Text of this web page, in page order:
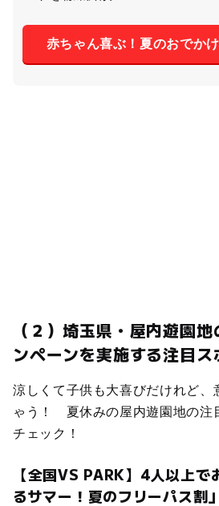
赤ちゃん喜ぶ！夏のおでか
（２）埼玉県・屋内遊園
ンペーンを実施する注目
涼しくて子供も大喜びだけれど、
ゃう！ 夏休みの屋内遊園地の注
チェック！
【全国VS PARK】4人以上で
るサマー！夏のフリーパス割